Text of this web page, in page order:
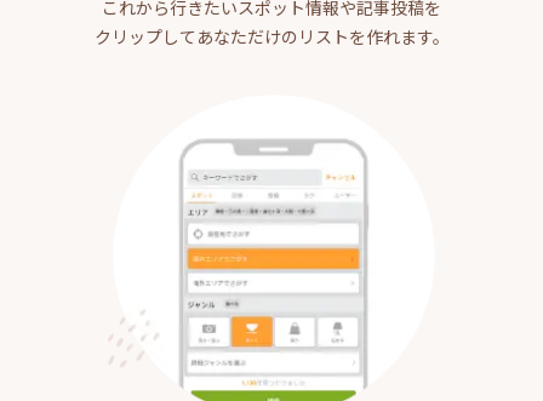
これから行きたいスポット情報や記事投稿を
クリップしてあなただけのリストを作れます。